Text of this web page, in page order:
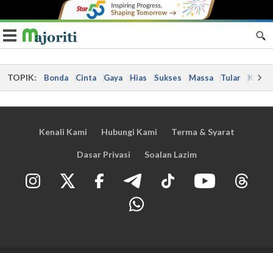
Toggle navigation
TOPIK: Bonda Cinta Gaya Hias Sukses Massa Tular Kes
Kenali Kami Hubungi Kami Terma & Syarat
Dasar Privasi Soalan Lazim